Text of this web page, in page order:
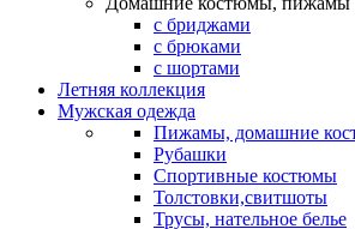
с бриджами
с брюками
с шортами
Летняя коллекция
Мужская одежда
Пижамы, домашние
Рубашки
Спортивные костюмы
Толстовки,свитшоты
Трусы, нательное белье